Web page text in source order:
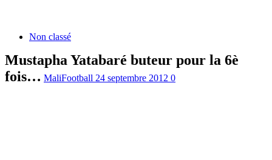
Non classé
Mustapha Yatabaré buteur pour la 6è
fois… MaliFootball 24 septembre 2012 0